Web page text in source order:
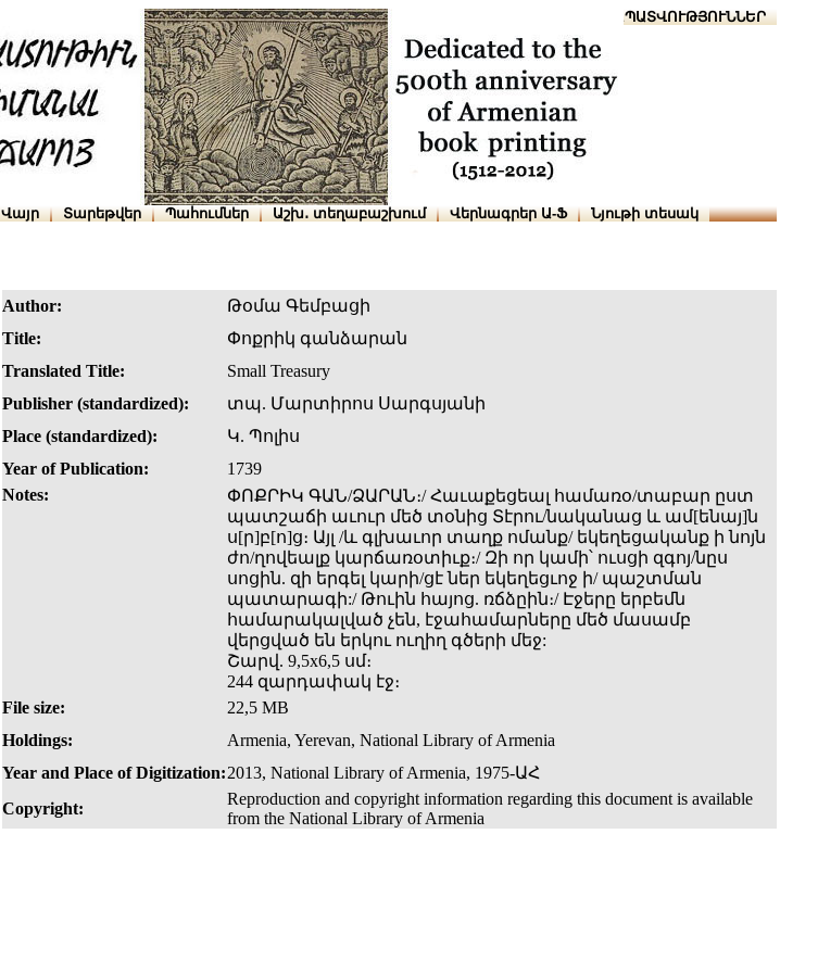
ՆԱԽԱՊԱՏՎՈՒԹՅՈՒՆՆԵՐ
Վայր Տարեթվեր Պահումներ Աշխ․ տեղաբաշխում Վերնագրեր Ա-Ֆ Նյութի տեսակ
Author:
Թօմա Գեմբացի
Title:
Փոքրիկ գանձարան
Translated Title:
Small Treasury
Publisher (standardized):
տպ. Մարտիրոս Սարգսյանի
Place (standardized):
Կ. Պոլիս
Year of Publication:
1739
Notes:
ՓՈՔՐԻԿ ԳԱՆ/ՁԱՐԱՆ։/ Հաւաքեցեալ համառօ/տաբար ըստ
պատշաճի աւուր մեծ տօնից Տէրու/նականաց և ամ[ենայ]ն
ս[ր]բ[ո]ց։ Այլ /և գլխաւոր տաղք ոմանք/ եկեղեցականք ի նոյն
ժո/ղովեալք կարճառօտիւք։/ Զի որ կամի՝ ուսցի զգոյ/նըս
սոցին. զի երգել կարի/ցէ ներ եկեղեցւոջ ի/ պաշտման
պատարագի:/ Թուին հայոց. ռճձըին։/ Էջերը երբեմն
համարակալված չեն, էջահամարները մեծ մասամբ
վերցված են երկու ուղիղ գծերի մեջ:
Շարվ. 9,5x6,5 սմ։
244 զարդափակ էջ։
File size:
22,5 MB
Holdings:
Armenia, Yerevan, National Library of Armenia
Year and Place of Digitization:2013, National Library of Armenia, 1975-ԱՀ
Copyright:
Reproduction and copyright information regarding this document is available
from the National Library of Armenia